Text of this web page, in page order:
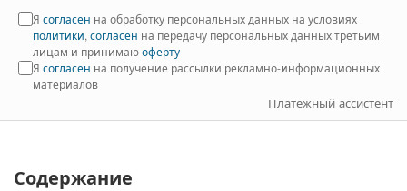
Я согласен на обработку персональных данных на условиях
политики, согласен на передачу персональных данных третьим
лицам и принимаюоферту
Я согласен на получение рассылки рекламно-информационных
материалов
Платежный ассистент
Содержание